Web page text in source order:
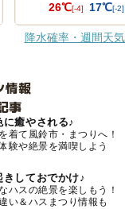
26℃[-4] 17℃[-2]
降水確率・週間天
情報
事
に癒やされる♪
着て風鈴市・まつりへ！
験や絶景を満喫しよう
きしておでかけ♪
ハスの絶景を楽しもう！
い＆ハスまつり情報も